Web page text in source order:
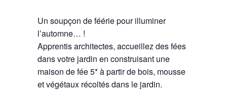
Un soupçon de féérie pour illuminer
l’automne… !
Apprentis architectes, accueillez des fées
dans votre jardin en construisant une
maison de fée 5* à partir de bois, mousse
et végétaux récoltés dans le jardin.